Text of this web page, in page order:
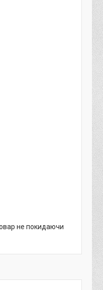
не покидаючи